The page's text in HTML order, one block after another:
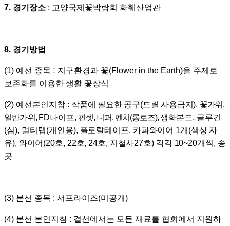
7. 경기장소 : 고양국제꽃박람회 화훼산업관
8. 경기방법
(1) 예선 종목 : 지구환경과 꽃(Flower in the Earth)을 주제로
보존화를 이용한 생활 꽃장식
(2) 예선본인지참 : 작품에 필요한 공구(드릴 사용금지), 꽃가위,
일반가위 , FD나이프, 핀셋, 니퍼, 펜치(롱로즈),생화본드, 글루건
(심), 멀티탭(개인용), 플로랄테이프, 카파와이어 1개(색상 자
유), 와이어(20호, 22호, 24호, 지철사27호) 각각 10~20개씩, 송
곳
(3) 본선 종목 : 서프라이즈(미공개)
(4) 본선 본인지참 : 결선에서는 모든 재료를 협회에서 지원하